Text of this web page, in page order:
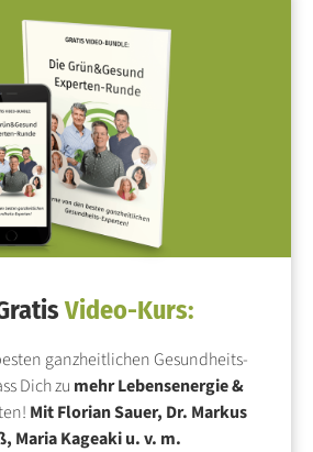
Video-Kurs:
ganzheitlichen Gesundheits-
Dich zu mehr Lebensenergie &
Mit Florian Sauer, Dr. Markus
Maria Kageaki u. v. m.